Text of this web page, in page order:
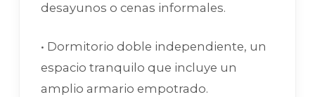
desayunos o cenas informales.
• Dormitorio doble independiente, un
espacio tranquilo que incluye un
amplio armario empotrado.